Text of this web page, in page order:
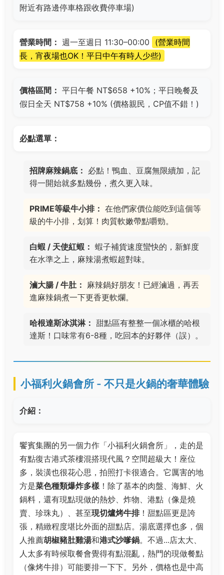
附近有路邊停車格跟收費停車場)
營業時間： 週一至週日 11:30–00:00
(營業時間
長，宵夜場也OK！平日中午有時人少些)
價格區間： 平日午餐 NT$658 +10%；平日晚餐及
假日全天 NT$758 +10% (價格親民，CP值不錯！)
必點選單：
招牌麻辣鍋底： 必點！鴨血、豆腐無限續加，記
得一開始就多點幾份，煮久更入味。
PRIME等級牛小排： 在他們家價位能吃到這個等
級的牛小排，划算！肉質軟嫩帶點嚼勁。
白蝦 / 天使紅蝦： 蝦子補貨速度蠻快的，新鮮度
在水準之上，麻辣湯煮蝦超對味。
滷大腸 / 牛肚： 麻辣鍋好朋友！已經滷過，再丟
進麻辣鍋煮一下更香更軟爛。
哈根達斯冰淇淋： 甜點區有整整一個冰櫃的哈根
達斯！口味常有6-8種，吃回本的好夥伴（誤）。
小福利火鍋會所 - 不只是火鍋的奢華體驗
介紹：
饗賓集團的另一個力作「小福利火鍋會所」，走的是
有點復古港式茶樓混搭現代風？空間超級大！座位
多，裝潢也很花心思，拍照打卡很適合。它厲害的地
方是菜色種類爆炸多樣 ！除了基本的肉盤、海鮮、火
鍋料，還有現點現做的熱炒、炸物、港點（像是燒
賣、珍珠丸）、甚至現切爐烤牛排！甜點區更是誇
張，精緻程度堪比外面的甜點店。湯底選擇也多，個
人推薦胡椒豬肚雞湯和港式沙嗲鍋。不過...店太大、
人太多有時候取餐會覺得有點混亂，熱門的現做餐點
（像烤牛排）可能要排一下下。另外，價格也是中高